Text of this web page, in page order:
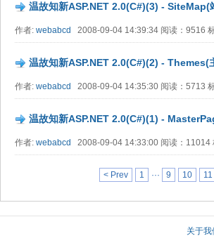
温故知新ASP.NET 2.0(C#)(3) - SiteMap(
作者: webabcd 2008-09-04 14:39:34 阅读：9516
温故知新ASP.NET 2.0(C#)(2) - Themes(
作者: webabcd 2008-09-04 14:35:30 阅读：5713
温故知新ASP.NET 2.0(C#)(1) -
作者: webabcd 2008-09-04 14:33:00 阅读：11014
< Prev 1 ··· 9 10 11
关于我